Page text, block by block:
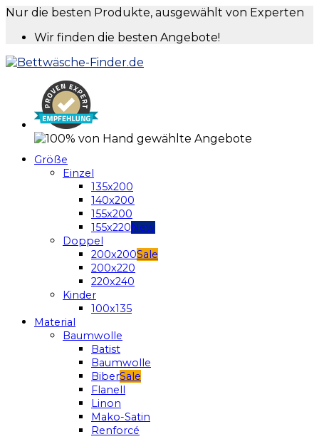
Nur die besten Produkte, ausgewählt von Experten
Wir finden die besten Angebote!
Größe
Einzel
135x200
140x200
155x200
155x220
Doppel
200x200
200x220
220x240
Kinder
100x135
Material
Baumwolle
Batist
Baumwolle
Biber
Flanell
Linon
Mako-Satin
Renforcé